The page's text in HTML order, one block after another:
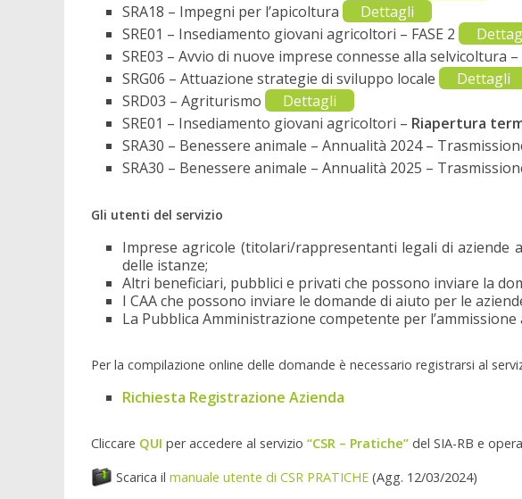
SRA18 – Impegni per l’apicoltura
Dettagli
SRE01 – Insediamento giovani agricoltori – FASE 2
SRE03 – Avvio di nuove imprese connesse alla selvicoltura –
SRG06 – Attuazione strategie di sviluppo locale
Dettagli
SRD03 – Agriturismo
Dettagli
SRE01 – Insediamento giovani agricoltori – Riapertura
SRA30 – Benessere animale – Annualità 2024 –
SRA30 – Benessere animale – Annualità 2025 –
Gli utenti del servizio
Imprese agricole (titolari/rappresentanti legali di aziende
delle istanze;
Altri beneficiari, pubblici e privati che possono inviare la
I CAA che possono inviare le domande di aiuto per le
La Pubblica Amministrazione competente per
Per la compilazione online delle domande è necessario registrarsi al
Richiesta Registrazione Azienda
Cliccare QUI per accedere al servizio “CSR – Pratiche” del SIA-RB e
Scarica il manuale utente di CSR PRATICHE (Agg. 12/03/2024)